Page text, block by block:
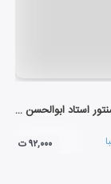
دوره های سنتور استاد ابوالحسن صبا (لوح اول)
۹۲,۰۰۰ ت